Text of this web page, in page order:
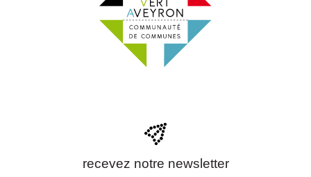
recevez notre newsletter